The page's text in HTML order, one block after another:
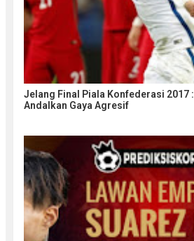
Jelang Final Piala Konfederasi 2017
Andalkan Gaya Agresif